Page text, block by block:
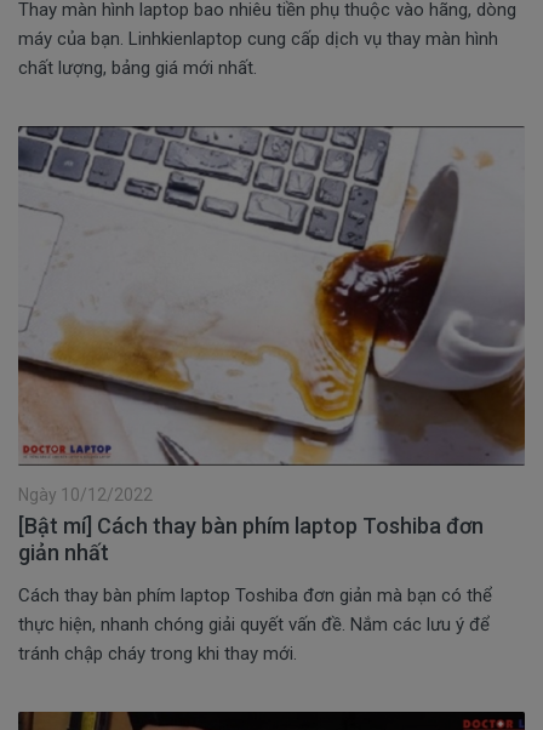
Thay màn hình laptop bao nhiêu tiền phụ thuộc vào hãng, dòng
máy của bạn. Linhkienlaptop cung cấp dịch vụ thay màn hình
chất lượng, bảng giá mới nhất.
[Bật mí] Cách thay bàn phím laptop Toshiba đơn
giản nhất
Ngày 10/12/2022
Cách thay bàn phím laptop Toshiba đơn giản mà bạn có thể
thực hiện, nhanh chóng giải quyết vấn đề. Nắm các lưu ý để
tránh chập cháy trong khi thay mới.